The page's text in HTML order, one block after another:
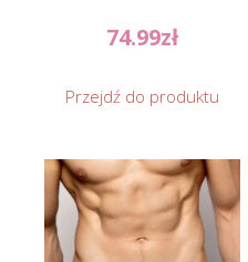
74.99zł
Przejdź do produktu